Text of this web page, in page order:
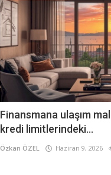
Finansmana ulaşım
kredi limitlerindeki...
Özkan ÖZEL Haziran 9, 2026